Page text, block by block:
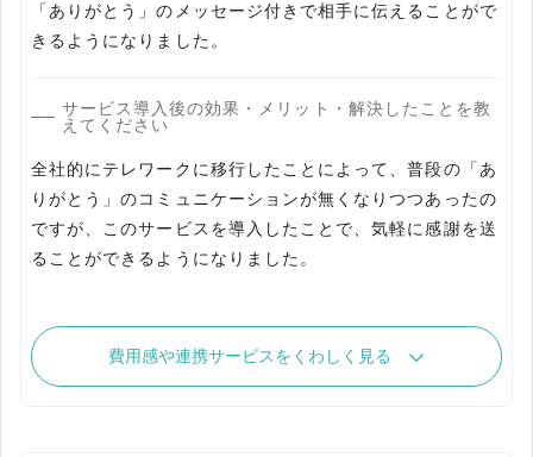
「ありがとう」のメッセージ付きで相手に伝えることがで
きるようになりました。
サービス導入後の効果・メリット・解決したことを教
えてください
全社的にテレワークに移行したことによって、普段の「あ
りがとう」のコミュニケーションが無くなりつつあったの
ですが、このサービスを導入したことで、気軽に感謝を送
ることができるようになりました。
費用感や連携サービスをくわしく見る